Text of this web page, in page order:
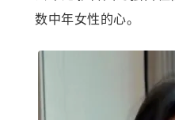
数中年女性的心。